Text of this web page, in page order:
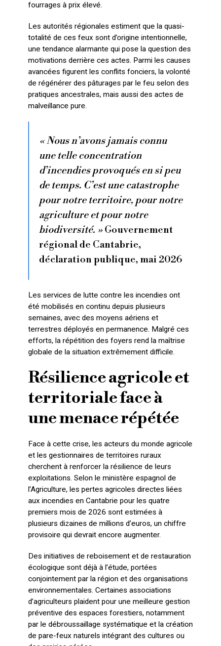
fourrages à prix élevé.
Les autorités régionales estiment que la quasi-
totalité de ces feux sont d’origine intentionnelle,
une tendance alarmante qui pose la question des
motivations derrière ces actes. Parmi les causes
avancées figurent les conflits fonciers, la volonté
de régénérer des pâturages par le feu selon des
pratiques ancestrales, mais aussi des actes de
malveillance pure.
« Nous n’avons jamais connu
une telle concentration
d’incendies provoqués en si peu
de temps. C’est une catastrophe
pour notre territoire, pour notre
agriculture et pour notre
biodiversité. »Gouvernement
régional de Cantabrie,
déclaration publique, mai 2026
Les services de lutte contre les incendies ont
été mobilisés en continu depuis plusieurs
semaines, avec des moyens aériens et
terrestres déployés en permanence. Malgré ces
efforts, la répétition des foyers rend la maîtrise
globale de la situation extrêmement difficile.
Résilience agricole et
territoriale face à
une menace répétée
Face à cette crise, les acteurs du monde agricole
et les gestionnaires de territoires ruraux
cherchent à renforcer la résilience de leurs
exploitations. Selon le ministère espagnol de
l’Agriculture, les pertes agricoles directes liées
aux incendies en Cantabrie pour les quatre
premiers mois de 2026 sont estimées à
plusieurs dizaines de millions d’euros, un chiffre
provisoire qui devrait encore augmenter.
Des initiatives de reboisement et de restauration
écologique sont déjà à l’étude, portées
conjointement par la région et des organisations
environnementales. Certaines associations
d’agriculteurs plaident pour une meilleure gestion
préventive des espaces forestiers, notamment
par le débroussaillage systématique et la création
de pare-feux naturels intégrant des cultures ou